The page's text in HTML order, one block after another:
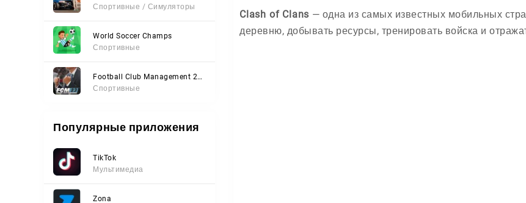
Спортивные / Симуляторы
World Soccer Champs
Спортивные
Football Club Management 2023
Спортивные
Популярные приложения
TikTok
Мультимедиа
Zona
Clash of Clans — одна из самых известных мобильных
деревню, добывать ресурсы, тренировать войска и